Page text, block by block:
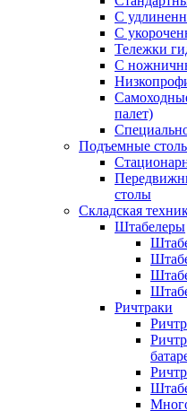
С
С
Тележки
С
палет)
Подъемные
столы
Складская
Штабелеры
Ричтраки